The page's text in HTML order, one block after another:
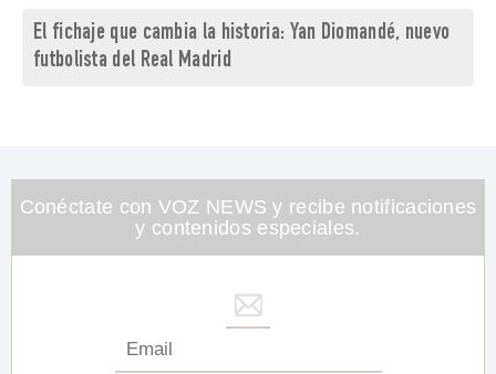
El fichaje que cambia la historia: Yan Diomandé, nuevo
futbolista del Real Madrid
Conéctate con VOZ NEWS y recibe notificaciones
y contenidos especiales.